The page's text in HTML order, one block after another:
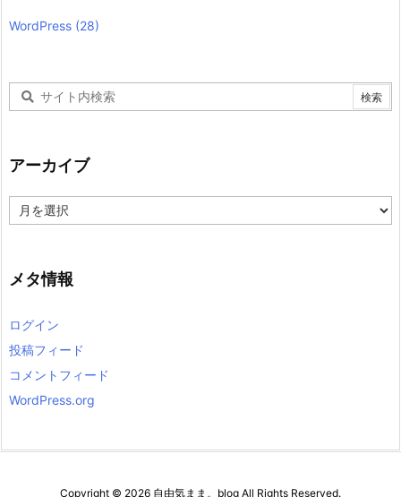
WordPress (28)
アーカイブ
ー
ブ
メタ情報
ログイン
投稿フィード
コメントフィード
WordPress.org
Copyright © 2026 自由気まま。blog All Rights Reserved.